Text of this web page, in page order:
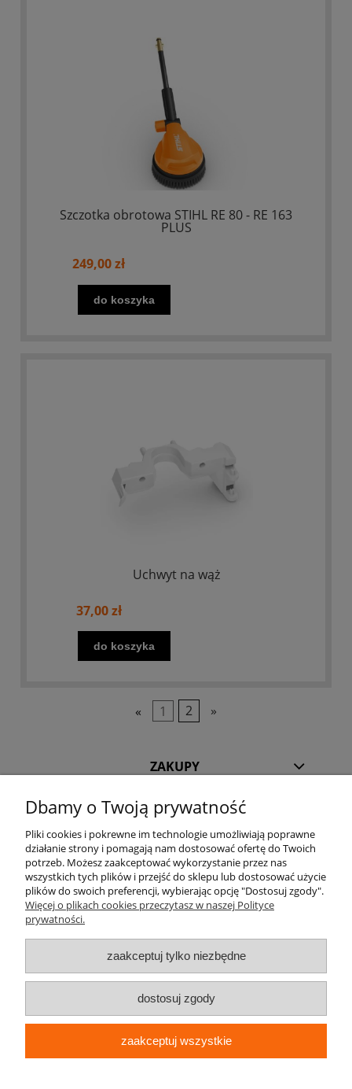
Szczotka obrotowa STIHL RE 80 - RE 163
PLUS
249,00 zł
do koszyka
Uchwyt na wąż
37,00 zł
do koszyka
« 1 2 »
ZAKUPY
POMOC
INFORMACJE
KILKA SŁÓW O NAS
Dbamy o Twoją prywatność
Pliki cookies i pokrewne im technologie umożliwiają poprawne
działanie strony i pomagają nam dostosować ofertę do Twoich
potrzeb. Możesz zaakceptować wykorzystanie przez nas
wszystkich tych plików i przejść do sklepu lub dostosować użycie
plików do swoich preferencji, wybierając opcję "Dostosuj zgody".
Więcej o plikach cookies przeczytasz w naszej Polityce
prywatności.
zaakceptuj tylko niezbędne
dostosuj zgody
zaakceptuj wszystkie